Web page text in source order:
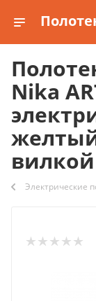
Nika
вилкой
Электрические